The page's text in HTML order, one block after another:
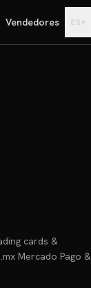
Vendedores ES ▾
cards &
Mercado Pago &